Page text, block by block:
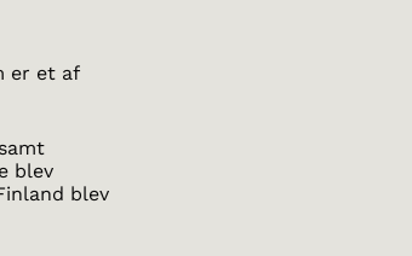
er et af
blev
blev